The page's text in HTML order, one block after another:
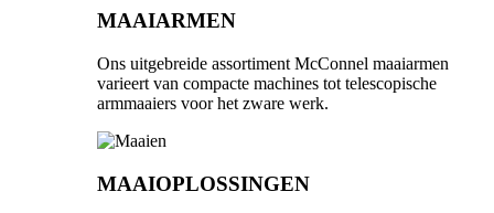
MAAIARMEN
Ons uitgebreide assortiment McConnel maaiarmen
varieert van compacte machines tot telescopische
armmaaiers voor het zware werk.
MAAIOPLOSSINGEN